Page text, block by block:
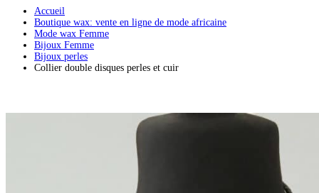
Accueil
Boutique wax: vente en ligne de mode africaine
Mode wax Femme
Bijoux Femme
Bijoux perles
Collier double disques perles et cuir